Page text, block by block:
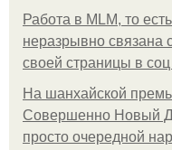
Работа в MLM, то
неразрывно связана
своей страницы в соц
На шанхайской
Совершенно Новый
просто очередной